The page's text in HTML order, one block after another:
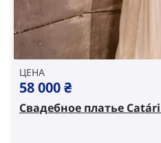
ЦЕНА
58 000₴
Свадебное платье